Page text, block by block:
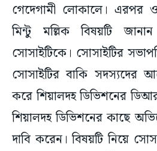
গেদেগামী লোকালে। এরপর
মিন্টু মল্লিক বিষয়টি
সোসাইটিকে। সোসাইটির
সোসাইটির বাকি সদস্যদের
করে শিয়ালদহ ডিভিশনের
শিয়ালদহ ডিভিশনের কাছে
দাবি করেন। বিষয়টি নিয়ে